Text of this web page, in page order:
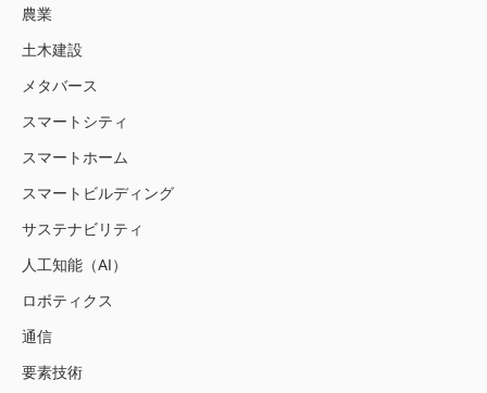
農業
土木建設
メタバース
スマートシティ
スマートホーム
スマートビルディング
サステナビリティ
人工知能（AI）
ロボティクス
通信
要素技術